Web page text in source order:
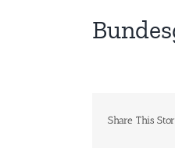
Share This